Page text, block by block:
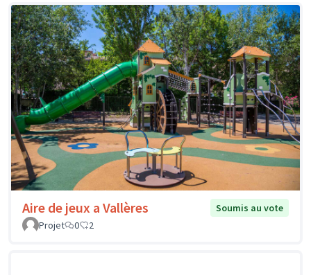
Aire de jeux a Vallères
Soumis au vote
Projet
0 2